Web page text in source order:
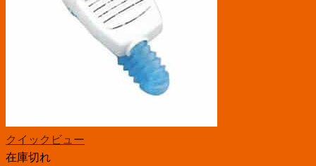
クイックビュー
在庫切れ